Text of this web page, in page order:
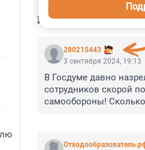
КОММЕНТАРИИ 16
280215443
3 сентября 2024, 19:13
В Госдуме давно
сотрудников скорой
самообороны!